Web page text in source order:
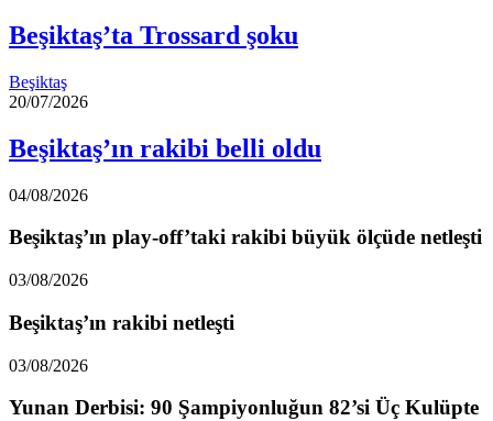
Beşiktaş’ta Trossard şoku
Beşiktaş
20/07/2026
Beşiktaş’ın rakibi belli oldu
04/08/2026
Beşiktaş’ın play-off’taki rakibi büyük ölçüde netleşti
03/08/2026
Beşiktaş’ın rakibi netleşti
03/08/2026
Yunan Derbisi: 90 Şampiyonluğun 82’si Üç Kulüpte